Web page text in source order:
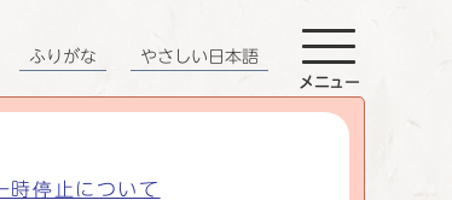
時停止について
ふりがな やさしい日本語
メニュー